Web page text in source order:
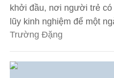
khởi đầu, nơi người trẻ
lũy kinh nghiệm để một
Trường Đặng